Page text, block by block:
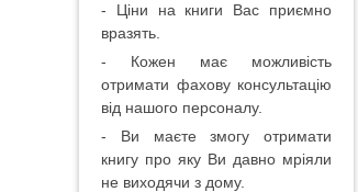
- Ціни на книги Вас приємно
вразять.
- Кожен має можливість
отримати фахову консультацію
від нашого персоналу.
- Ви маєте змогу отримати
книгу про яку Ви давно мріяли
не виходячи з дому.